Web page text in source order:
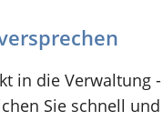
in die Verwaltung
Sie schnell